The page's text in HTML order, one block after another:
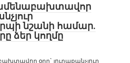
նշանի համար.
ձեր կողմը
օրը` յուրաքանչյուր